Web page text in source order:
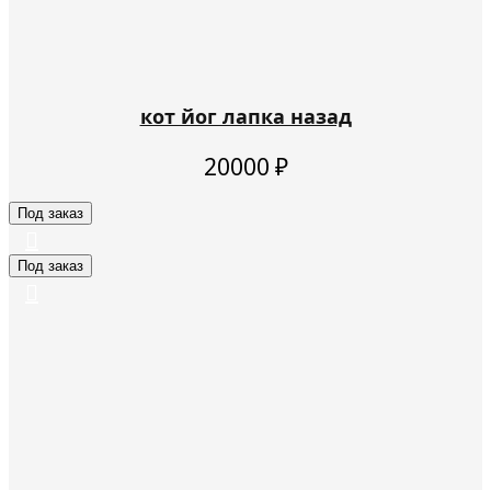
кот йог лапка назад
20000 ₽
Под заказ
Под заказ